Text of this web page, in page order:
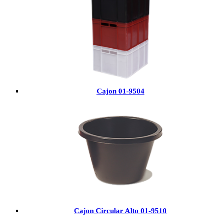
Cajon 01-9504
Cajon Circular Alto 01-9510